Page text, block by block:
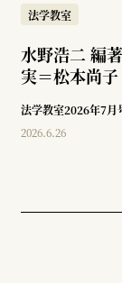
法学教室
水野浩二 編
実＝松本尚子
法学教室2026年7月
2026.6.26